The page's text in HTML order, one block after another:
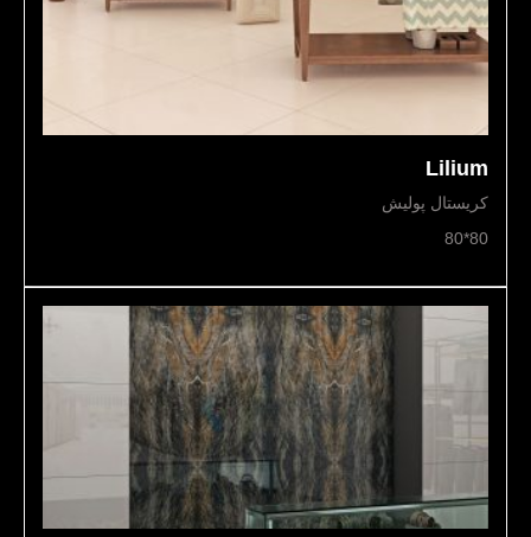
Lilium
کریستال پولیش
80*80